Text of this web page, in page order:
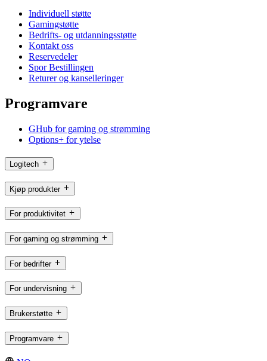
Individuell støtte
Gamingstøtte
Bedrifts- og utdanningsstøtte
Kontakt oss
Reservedeler
Spor Bestillingen
Returer og kanselleringer
Programvare
GHub for gaming og strømming
Options+ for ytelse
Logitech
Kjøp produkter
For produktivitet
For gaming og strømming
For bedrifter
For undervisning
Brukerstøtte
Programvare